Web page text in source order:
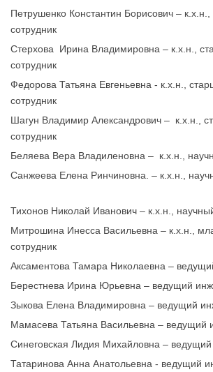
Петрушенко Константин Борисович –
сотрудник
Стерхова Ирина Владимировна – к.х.н.,
сотрудник
Федорова Татьяна Евгеньевна - к.х.н.
,
сотрудник
Шагун Владимир Александрович – к.х.н.,
сотрудник
Беляева Вера Владиленовна – к.х.н.,
Санжеева Елена Ринчиновна. – к.х.н.,
Тихонов Николай Иванович – к.х.н.,
Митрошина Инесса Васильевна – к.х.н.,
сотрудник
Аксаментова Тамара Николаевна –
Берестнева Ирина Юрьевна – ведущий
Зыкова Елена Владимировна – ведущий
Мамасева Татьяна Васильевна –
Синеговская Лидия Михайловна –
Татаринова Анна Анатольевна - ведущий